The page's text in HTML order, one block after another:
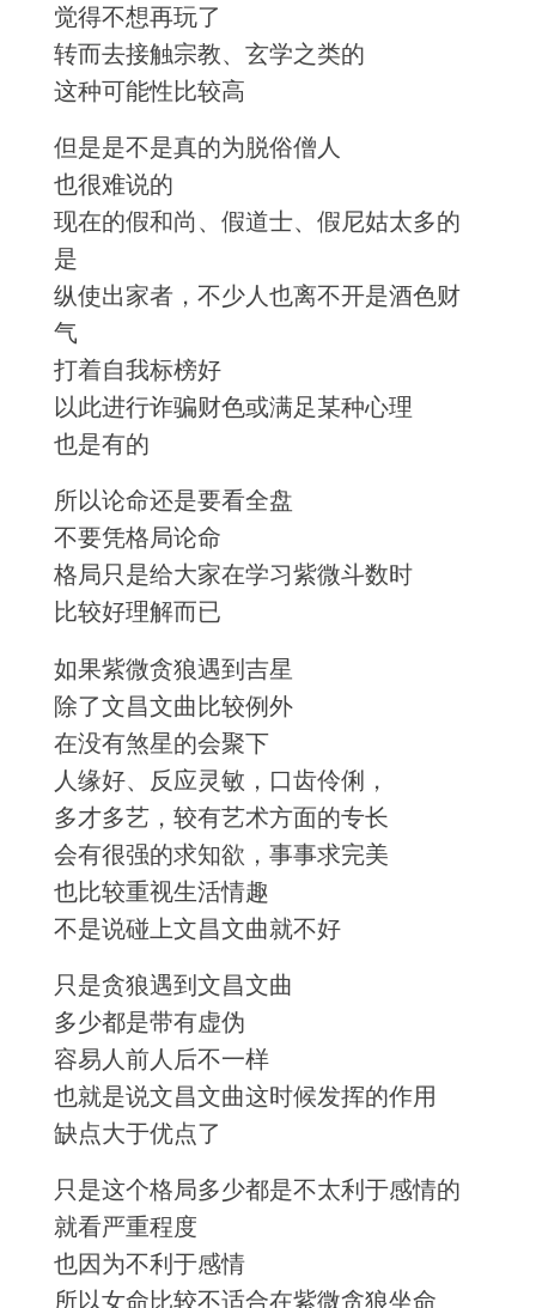
觉得不想再玩了
转而去接触宗教、玄学之类的
这种可能性比较高
但是是不是真的为脱俗僧人
也很难说的
现在的假和尚、假道士、假尼姑太多的
是
纵使出家者，不少人也离不开是酒色财
气
打着自我标榜好
以此进行诈骗财色或满足某种心理
也是有的
所以论命还是要看全盘
不要凭格局论命
格局只是给大家在学习紫微斗数时
比较好理解而已
如果紫微贪狼遇到吉星
除了文昌文曲比较例外
在没有煞星的会聚下
人缘好、反应灵敏，口齿伶俐，
多才多艺，较有艺术方面的专长
会有很强的求知欲，事事求完美
也比较重视生活情趣
不是说碰上文昌文曲就不好
只是贪狼遇到文昌文曲
多少都是带有虚伪
容易人前人后不一样
也就是说文昌文曲这时候发挥的作用
缺点大于优点了
只是这个格局多少都是不太利于感情的
就看严重程度
也因为不利于感情
所以女命比较不适合在紫微贪狼坐命